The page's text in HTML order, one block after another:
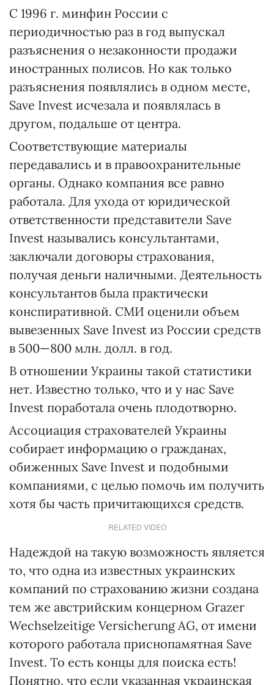
С 1996 г. минфин России с
периодичностью раз в год выпускал
разъяснения о незаконности продажи
иностранных полисов. Но как только
разъяснения появлялись в одном месте,
Save Invest исчезала и появлялась в
другом, подальше от центра.
Соответствующие материалы
передавались и в правоохранительные
органы. Однако компания все равно
работала. Для ухода от юридической
ответственности представители Save
Invest назывались консультантами,
заключали договоры страхования,
получая деньги наличными. Деятельность
консультантов была практически
конспиративной. СМИ оценили объем
вывезенных Save Invest из России средств
в 500—800 млн. долл. в год.
В отношении Украины такой статистики
нет. Известно только, что и у нас Save
Invest поработала очень плодотворно.
Ассоциация страхователей Украины
собирает информацию о гражданах,
обиженных Save Invest и подобными
компаниями, с целью помочь им получить
хотя бы часть причитающихся средств.
RELATED VIDEO
Надеждой на такую возможность является
то, что одна из известных украинских
компаний по страхованию жизни создана
тем же австрийским концерном Grazer
Wechselzeitige Versicherung AG, от имени
которого работала приснопамятная Save
Invest. То есть концы для поиска есть!
Понятно, что если указанная украинская